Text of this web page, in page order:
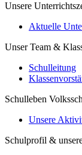
Unsere
Aktuelle
Unser Team &
Schulleitung
Schulleben
Unsere
Schulprofil &